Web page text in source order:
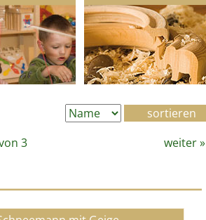
3 weiter»